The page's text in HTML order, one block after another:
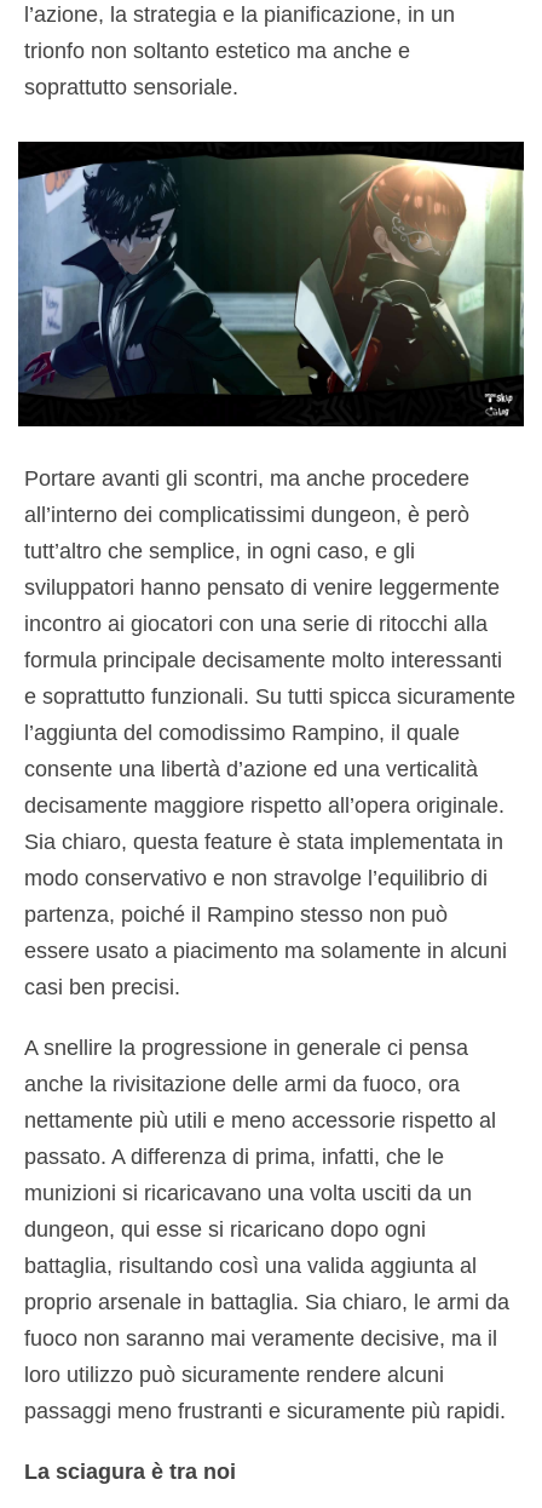
l’azione, la strategia e la pianificazione, in un
trionfo non soltanto estetico ma anche e
soprattutto sensoriale.
Portare avanti gli scontri, ma anche procedere
all’interno dei complicatissimi dungeon, è però
tutt’altro che semplice, in ogni caso, e gli
sviluppatori hanno pensato di venire leggermente
incontro ai giocatori con una serie di ritocchi alla
formula principale decisamente molto interessanti
e soprattutto funzionali. Su tutti spicca sicuramente
l’aggiunta del comodissimo Rampino, il quale
consente una libertà d’azione ed una verticalità
decisamente maggiore rispetto all’opera originale.
Sia chiaro, questa feature è stata implementata in
modo conservativo e non stravolge l’equilibrio di
partenza, poiché il Rampino stesso non può
essere usato a piacimento ma solamente in alcuni
casi ben precisi.
A snellire la progressione in generale ci pensa
anche la rivisitazione delle armi da fuoco, ora
nettamente più utili e meno accessorie rispetto al
passato. A differenza di prima, infatti, che le
munizioni si ricaricavano una volta usciti da un
dungeon, qui esse si ricaricano dopo ogni
battaglia, risultando così una valida aggiunta al
proprio arsenale in battaglia. Sia chiaro, le armi da
fuoco non saranno mai veramente decisive, ma il
loro utilizzo può sicuramente rendere alcuni
passaggi meno frustranti e sicuramente più rapidi.
La sciagura è tra noi